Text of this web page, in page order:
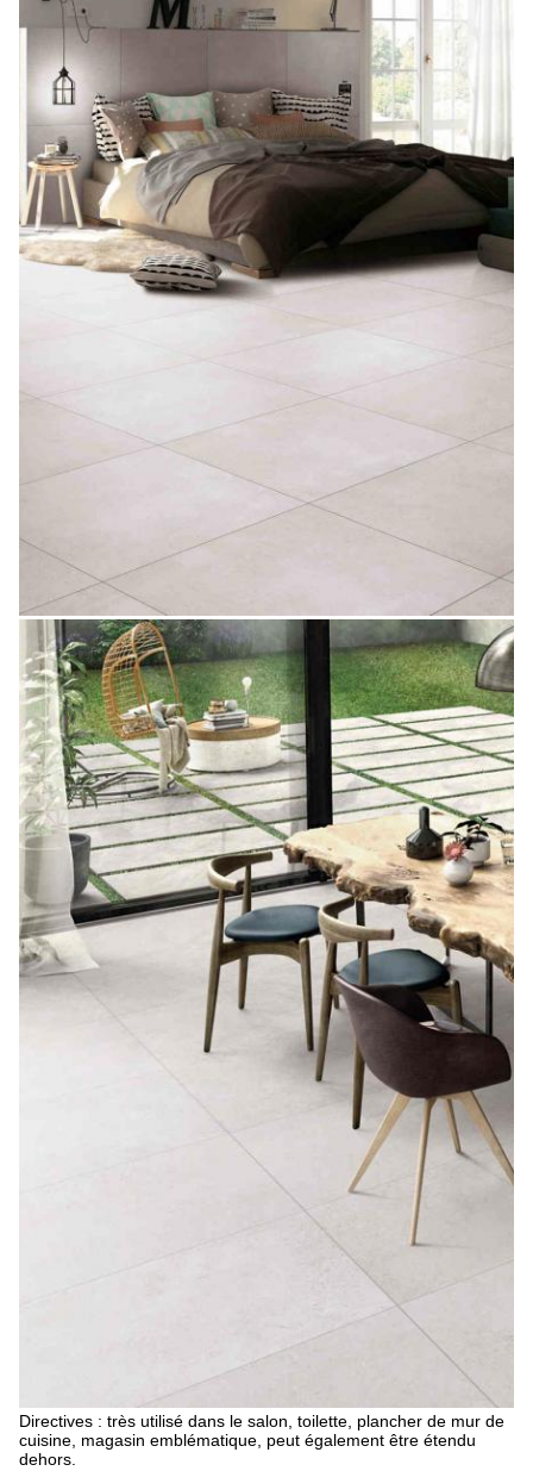
Directives : très utilisé dans le salon, toilette, plancher de mur de
cuisine, magasin emblématique, peut également être étendu
dehors.